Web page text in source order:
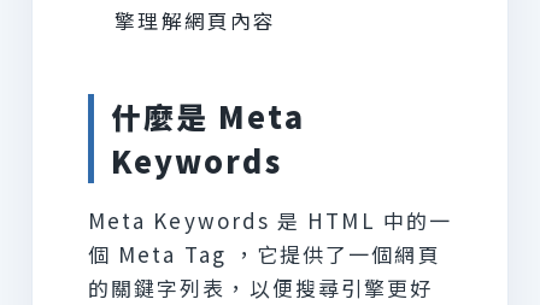
擎理解網頁內容
什麼是 Meta
Keywords
Meta Keywords 是 HTML 中的一
個 Meta Tag ，它提供了一個網頁
的關鍵字列表，以便搜尋引擎更好